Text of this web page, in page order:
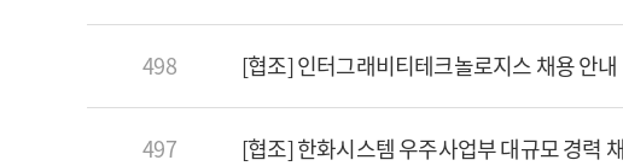
498 [협조] 인터그래비티테크놀로지스 채용 안내
497 [협조] 한화시스템 우주사업부 대규모 경력